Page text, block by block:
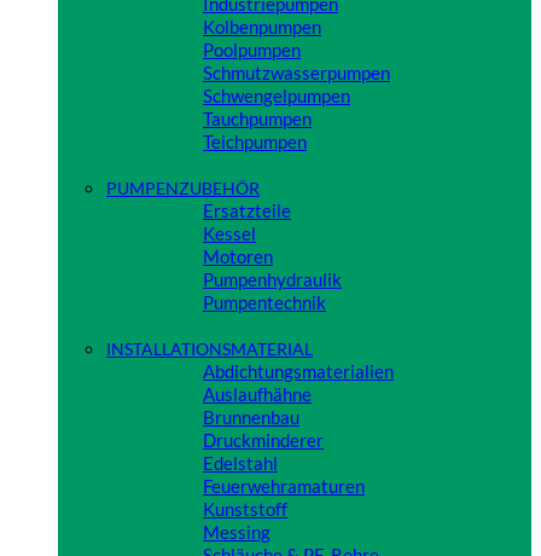
Kolbenpumpen
Poolpumpen
Schmutzwasserpumpen
Schwengelpumpen
Tauchpumpen
Teichpumpen
PUMPENZUBEHÖR
Ersatzteile
Kessel
Motoren
Pumpenhydraulik
Pumpentechnik
INSTALLATIONSMATERIAL
Abdichtungsmaterialien
Auslaufhähne
Brunnenbau
Druckminderer
Edelstahl
Feuerwehramaturen
Kunststoff
Messing